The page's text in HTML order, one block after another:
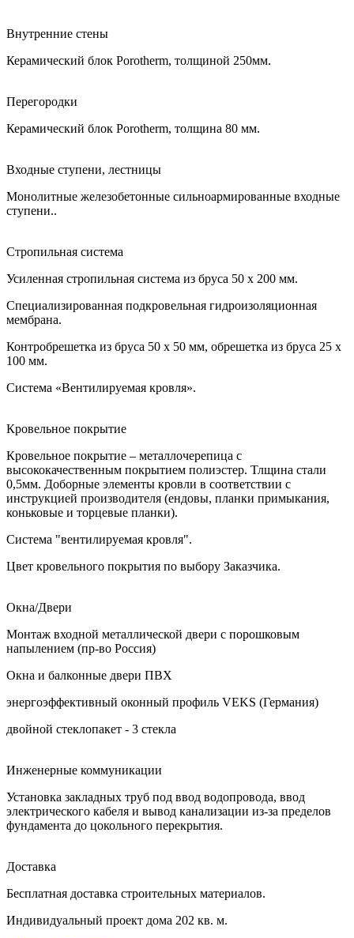
Внутренние стены
Керамический блок Porotherm, толщиной 250мм.
Перегородки
Керамический блок Porotherm, толщина 80 мм.
Входные ступени, лестницы
Монолитные железобетонные сильноармированные входные
ступени..
Стропильная система
Усиленная стропильная система из бруса 50 х 200 мм.
Специализированная подкровельная гидроизоляционная
мембрана.
Контробрешетка из бруса 50 х 50 мм, обрешетка из бруса 25 х
100 мм.
Система «Вентилируемая кровля».
Кровельное покрытие
Кровельное покрытие – металлочерепица с
высококачественным покрытием полиэстер. Тлщина стали
0,5мм. Доборные элементы кровли в соответствии с
инструкцией производителя (ендовы, планки примыкания,
коньковые и торцевые планки).
Система "вентилируемая кровля".
Цвет кровельного покрытия по выбору Заказчика.
Окна/Двери
Монтаж входной металлической двери с порошковым
напылением (пр-во Россия)
Окна и балконные двери ПВХ
энергоэффективный оконный профиль VEKS (Германия)
двойной стеклопакет - 3 стекла
Инженерные коммуникации
Установка закладных труб под ввод водопровода, ввод
электрического кабеля и вывод канализации из-за пределов
фундамента до цокольного перекрытия.
Доставка
Бесплатная доставка строительных материалов.
Индивидуальный проект дома 202 кв. м.